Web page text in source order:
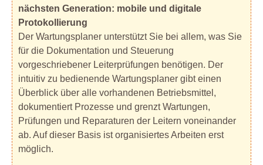
nächsten Generation: mobile und digitale
Protokollierung
Der Wartungsplaner unterstützt Sie bei allem, was Sie
für die Dokumentation und Steuerung
vorgeschriebener Leiterprüfungen benötigen. Der
intuitiv zu bedienende Wartungsplaner gibt einen
Überblick über alle vorhandenen Betriebsmittel,
dokumentiert Prozesse und grenzt Wartungen,
Prüfungen und Reparaturen der Leitern voneinander
ab. Auf dieser Basis ist organisiertes Arbeiten erst
möglich.